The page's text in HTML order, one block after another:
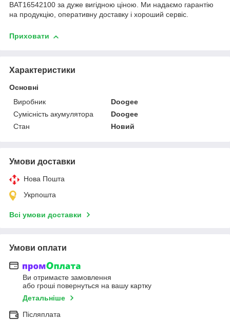
BAT16542100 за дуже вигідною ціною. Ми надаємо гарантію
на продукцію, оперативну доставку і хороший сервіс.
Приховати
Характеристики
Основні
Виробник
Doogee
Сумісність акумулятора
Doogee
Стан
Новий
Умови доставки
Нова Пошта
Укрпошта
Всі умови доставки
Умови оплати
Ви отримаєте замовлення
або гроші повернуться на вашу картку
Детальніше
Післяплата